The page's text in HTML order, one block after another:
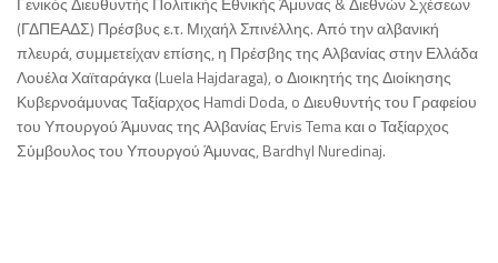
(ΓΔΠΕΑΔΣ) Πρέσβυς ε.τ. Μιχαήλ Σπινέλλης. Από την αλβανική
πλευρά, συμμετείχαν επίσης, η Πρέσβης της Αλβανίας στην Ελλάδα
Λουέλα Χαϊταράγκα (Luela Hajdaraga), ο Διοικητής της Διοίκησης
Κυβερνοάμυνας Ταξίαρχος Hamdi Doda, o Διευθυντής του Γραφείου
του Υπουργού Άμυνας της Αλβανίας Ervis Tema και ο Ταξίαρχος
Σύμβουλος του Υπουργού Άμυνας, Bardhyl Nuredinaj.